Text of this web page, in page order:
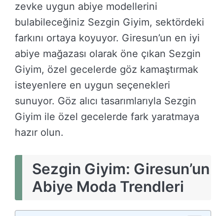
zevke uygun abiye modellerini
bulabileceğiniz Sezgin Giyim, sektördeki
farkını ortaya koyuyor. Giresun’un en iyi
abiye mağazası olarak öne çıkan Sezgin
Giyim, özel gecelerde göz kamaştırmak
isteyenlere en uygun seçenekleri
sunuyor. Göz alıcı tasarımlarıyla Sezgin
Giyim ile özel gecelerde fark yaratmaya
hazır olun.
Sezgin Giyim: Giresun’un
Abiye Moda Trendleri